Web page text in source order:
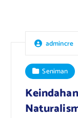
admincre
Seniman